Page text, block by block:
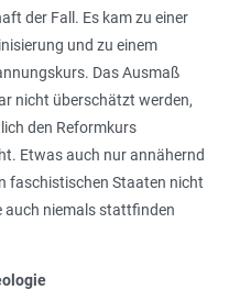
der Fall. Es kam zu einer
und zu einem
Das Ausmaß
nicht überschätzt werden,
den Reformkurs
Etwas auch nur annähernd
faschistischen Staaten nicht
niemals stattfinden